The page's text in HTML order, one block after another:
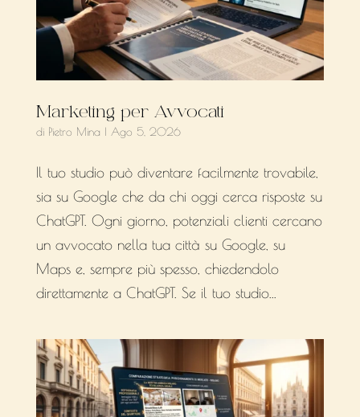
Marketing per Avvocati
di Pietro Mina | Ago 5, 2026
Il tuo studio può diventare facilmente trovabile,
sia su Google che da chi oggi cerca risposte su
ChatGPT. Ogni giorno, potenziali clienti cercano
un avvocato nella tua città su Google, su
Maps e, sempre più spesso, chiedendolo
direttamente a ChatGPT. Se il tuo studio...